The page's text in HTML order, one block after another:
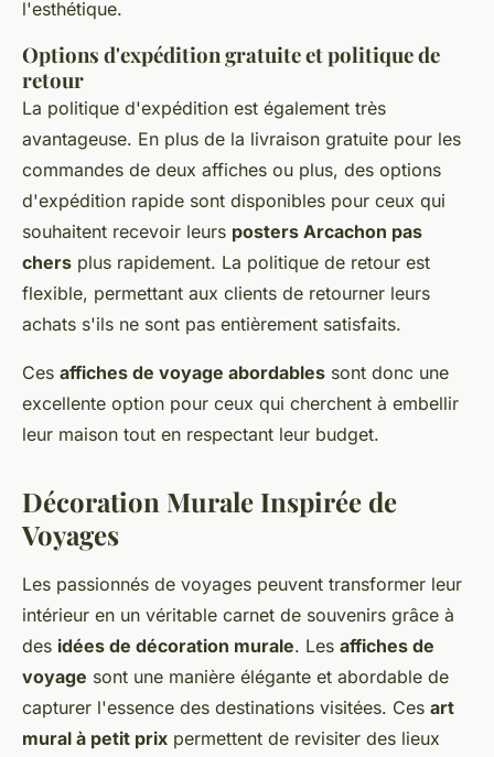
l'esthétique.
Options d'expédition gratuite et politique de
retour
La politique d'expédition est également très
avantageuse. En plus de la livraison gratuite pour les
commandes de deux affiches ou plus, des options
d'expédition rapide sont disponibles pour ceux qui
souhaitent recevoir leurs posters Arcachon pas
chers plus rapidement. La politique de retour est
flexible, permettant aux clients de retourner leurs
achats s'ils ne sont pas entièrement satisfaits.
Ces affiches de voyage abordables sont donc une
excellente option pour ceux qui cherchent à embellir
leur maison tout en respectant leur budget.
Décoration Murale Inspirée de
Voyages
Les passionnés de voyages peuvent transformer leur
intérieur en un véritable carnet de souvenirs grâce à
des idées de décoration murale. Les affiches de
voyage sont une manière élégante et abordable de
capturer l'essence des destinations visitées. Ces art
mural à petit prix permettent de revisiter des lieux